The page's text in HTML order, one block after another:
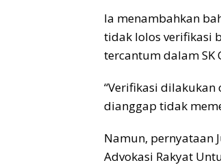
Ia menambahkan
tidak lolos verifikasi
tercantum dalam SK
“Verifikasi dilakukan
dianggap tidak
Namun, pernyataan
Advokasi Rakyat